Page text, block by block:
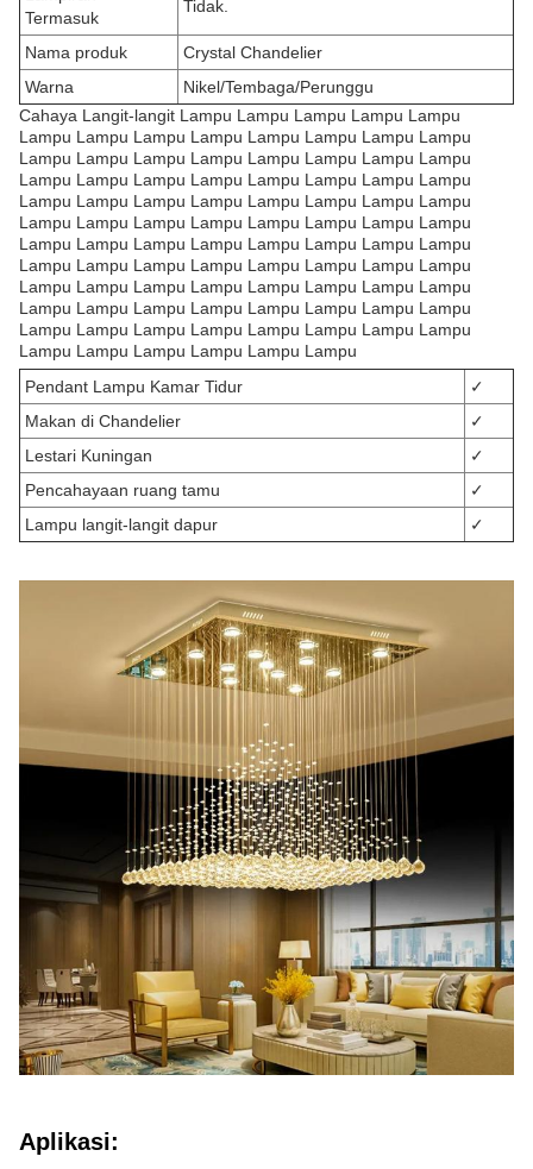
Termasuk
Tidak.
Nama produk
Crystal Chandelier
Warna
Nikel/Tembaga/Perunggu
Cahaya Langit-langit Lampu Lampu Lampu Lampu Lampu
Lampu Lampu Lampu Lampu Lampu Lampu Lampu Lampu
Lampu Lampu Lampu Lampu Lampu Lampu Lampu Lampu
Lampu Lampu Lampu Lampu Lampu Lampu Lampu Lampu
Lampu Lampu Lampu Lampu Lampu Lampu Lampu Lampu
Lampu Lampu Lampu Lampu Lampu Lampu Lampu Lampu
Lampu Lampu Lampu Lampu Lampu Lampu Lampu Lampu
Lampu Lampu Lampu Lampu Lampu Lampu Lampu Lampu
Lampu Lampu Lampu Lampu Lampu Lampu Lampu Lampu
Lampu Lampu Lampu Lampu Lampu Lampu Lampu Lampu
Lampu Lampu Lampu Lampu Lampu Lampu Lampu Lampu
Lampu Lampu Lampu Lampu Lampu Lampu
Pendant Lampu Kamar Tidur
✓
Makan di Chandelier
✓
Lestari Kuningan
✓
Pencahayaan ruang tamu
✓
Lampu langit-langit dapur
✓
Aplikasi: